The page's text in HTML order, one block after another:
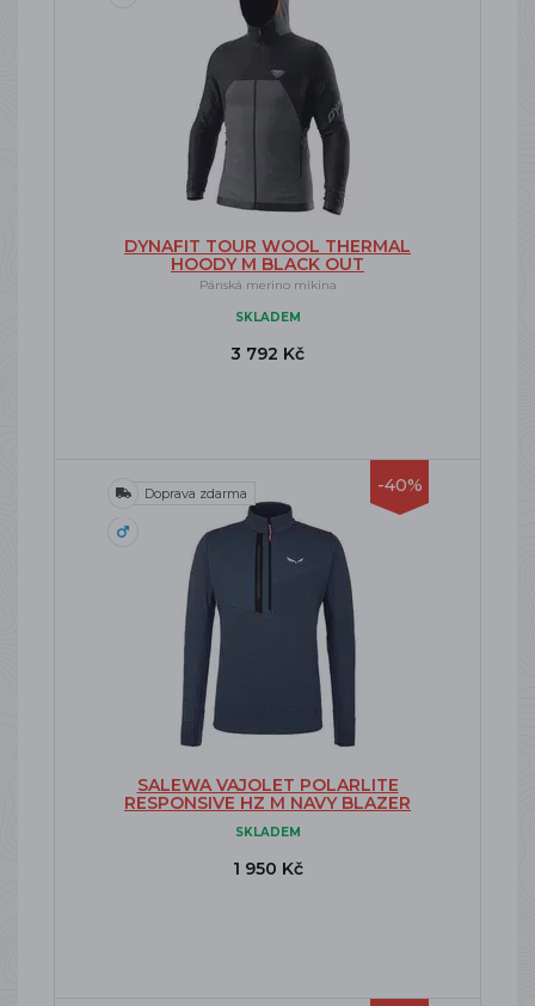
DYNAFIT TOUR WOOL THERMAL
HOODY M BLACK OUT
Pánská merino mikina
SKLADEM
3 792 Kč
-40%
Doprava zdarma
SALEWA VAJOLET POLARLITE
RESPONSIVE HZ M NAVY BLAZER
SKLADEM
1 950 Kč